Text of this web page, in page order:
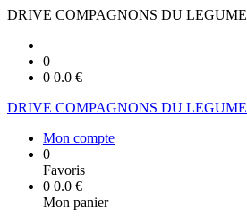
DRIVE COMPAGNONS DU LEGUME
0
0 0.0 €
DRIVE COMPAGNONS DU LEGUME
Mon compte
0
Favoris
0 0.0 €
Mon panier